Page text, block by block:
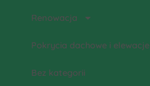
Renowacja
Pokrycia dachowe i elewacje
Bez kategorii